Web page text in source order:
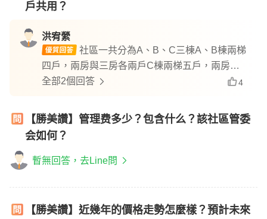
戶共用？
洪宥縈
社區一共分為A、B、C三棟A、B棟兩梯
四戶，兩房與三房各兩戶C棟兩梯五戶，兩房三
戶、三房兩戶
全部2個回答 4
【勝美讚】管理费多少？包含什么？該社區管委
会如何？
暫無回答，去Line問
【勝美讚】近幾年的價格走勢怎麼樣？預計未來